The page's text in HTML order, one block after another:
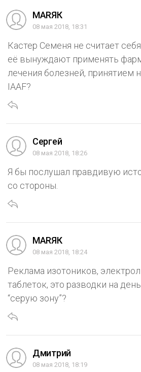
МАRЯК
08 мая 2018, 18:31
Кастер Семеня не считает
её вынуждают применять
лечения болезней, принятием
IAAF?
Сергей
08 мая 2018, 18:26
Я бы послушал правдивую
со стороны.
МАRЯК
08 мая 2018, 18:24
Реклама изотоников,
таблеток, это разводки на
“серую зону”?
Дмитрий
08 мая 2018, 18:19